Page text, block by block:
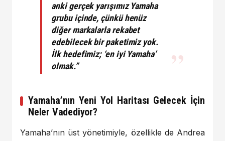
anki gerçek yarışımız Yamaha
grubu içinde, çünkü henüz
diğer markalarla rekabet
edebilecek bir paketimiz yok.
İlk hedefimiz; ‘en iyi Yamaha’
olmak.”
Yamaha’nın Yeni Yol Haritası Gelecek İçin
Neler Vadediyor?
Yamaha’nın üst yönetimiyle, özellikle de Andrea